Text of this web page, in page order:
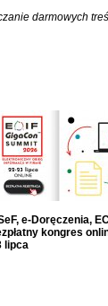
darmowych
e-Doręczenia,
kongres
lipca